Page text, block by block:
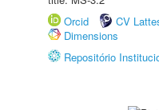
Orcid
CV
Dimensions
Repositório